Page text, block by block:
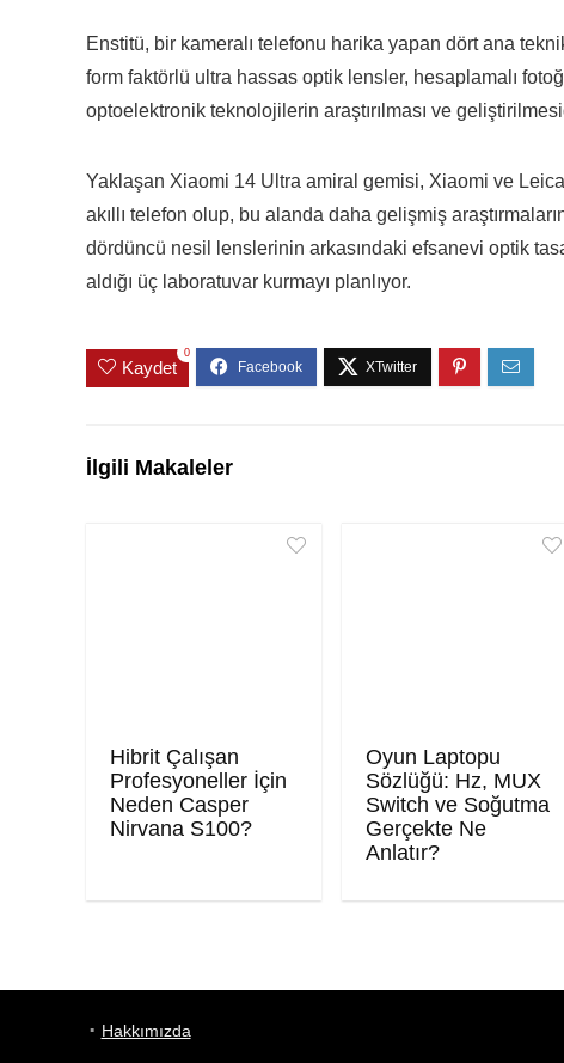
Enstitü, bir kameralı telefonu harika yapan dört ana
form faktörlü ultra hassas optik lensler, hesaplamalı
optoelektronik teknolojilerin araştırılması ve
Yaklaşan Xiaomi 14 Ultra amiral gemisi, Xiaomi ve
akıllı telefon olup, bu alanda daha gelişmiş
dördüncü nesil lenslerinin arkasındaki efsanevi optik
aldığı üç laboratuvar kurmayı planlıyor.
Kaydet
0
İlgili Makaleler
Hibrit Çalışan
Profesyoneller İçin
Neden Casper
Nirvana S100?
Oyun Laptopu
Sözlüğü: Hz, MUX
Switch ve Soğutma
Gerçekte Ne
Anlatır?
Hakkımızda